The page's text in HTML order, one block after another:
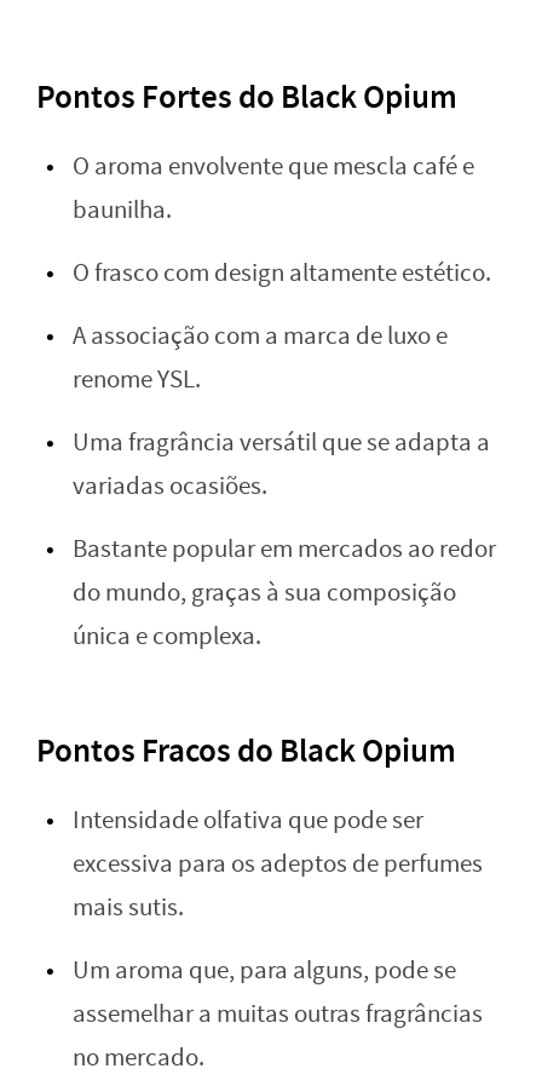
Pontos Fortes do Black Opium
O aroma envolvente que mescla café e
baunilha.
O frasco com design altamente estético.
A associação com a marca de luxo e
renome YSL.
Uma fragrância versátil que se adapta a
variadas ocasiões.
Bastante popular em mercados ao redor
do mundo, graças à sua composição
única e complexa.
Pontos Fracos do Black Opium
Intensidade olfativa que pode ser
excessiva para os adeptos de perfumes
mais sutis.
Um aroma que, para alguns, pode se
assemelhar a muitas outras fragrâncias
no mercado.